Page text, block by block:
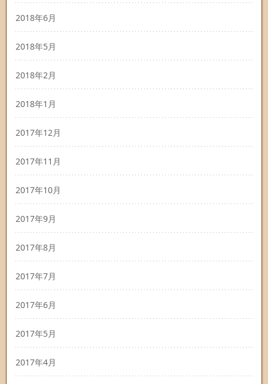
2018年6月
2018年5月
2018年2月
2018年1月
2017年12月
2017年11月
2017年10月
2017年9月
2017年8月
2017年7月
2017年6月
2017年5月
2017年4月